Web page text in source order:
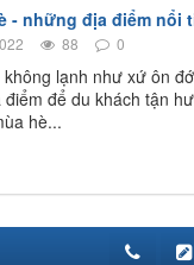
- những địa điểm nổi
88 0
không lạnh như xứ ôn
điểm để du khách tận
hè...